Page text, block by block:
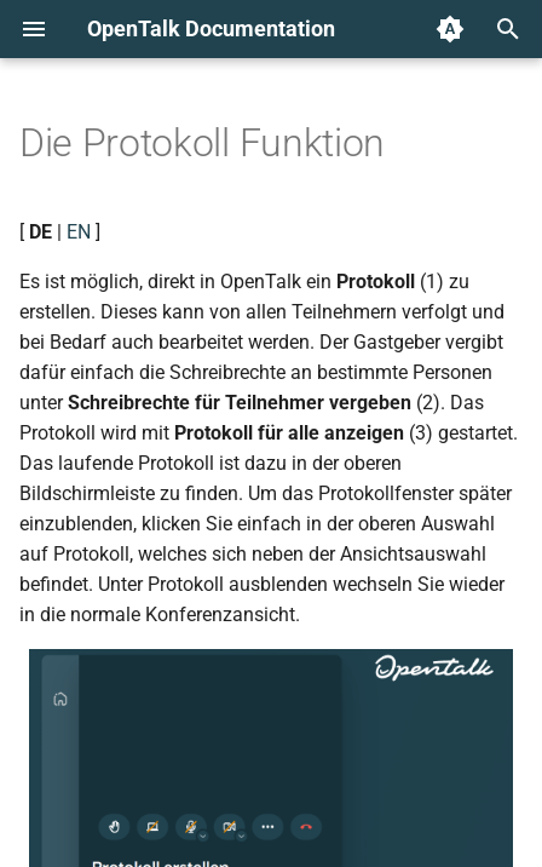
OpenTalk Documentation
s
t
a
r
t
s
e
Protokoll Editor
Die Protokoll Funktion
[ DE | EN ]
Es ist möglich, direkt in OpenTalk ein Protokoll (1) zu
erstellen. Dieses kann von allen Teilnehmern verfolgt und
bei Bedarf auch bearbeitet werden. Der Gastgeber vergibt
dafür einfach die Schreibrechte an bestimmte Personen
unterSchreibrechte für Teilnehmer vergeben (2). Das
Protokoll wird mit Protokoll für alle anzeigen (3) gestartet.
Das laufende Protokoll ist dazu in der oberen
Bildschirmleiste zu finden. Um das Protokollfenster später
einzublenden, klicken Sie einfach in der oberen Auswahl
auf Protokoll, welches sich neben der Ansichtsauswahl
befindet. Unter Protokoll ausblenden wechseln Sie wieder
in die normale Konferenzansicht.